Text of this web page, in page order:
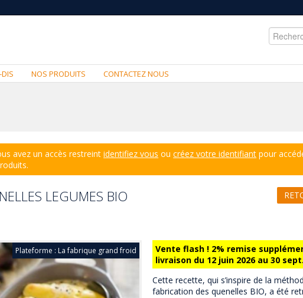
NOS PRODUITS CONTACTEZ NOUS
avez un accès restreintidentifiez vous oucréez votre identifiant pour
LEGUMES BIO
Plateforme : La fabrique grand froid
Vente flash ! 2% remise
livraison du 12 juin 2026 au 30
Cette recette, qui s’inspire de la
fabrication des quenelles BIO, a été